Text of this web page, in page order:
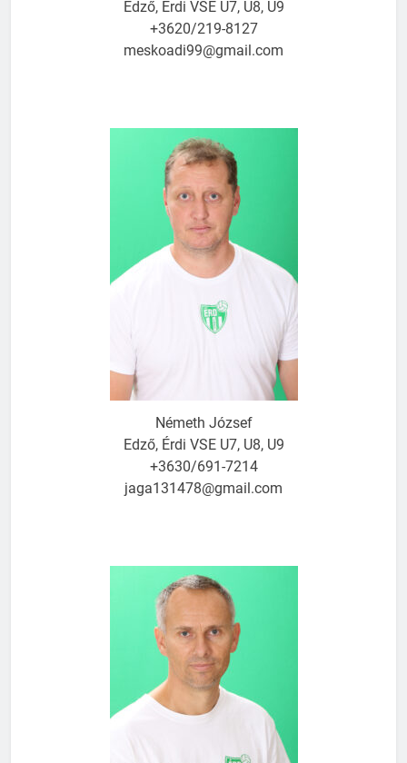
Edző, Érdi VSE U7, U8, U9
+3620/219-8127
meskoadi99@gmail.com
Németh József
Edző, Érdi VSE U7, U8, U9
+3630/691-7214
jaga131478@gmail.com